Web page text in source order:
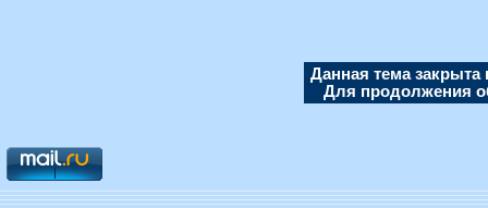
Данная тема закрыта
Для продолжения